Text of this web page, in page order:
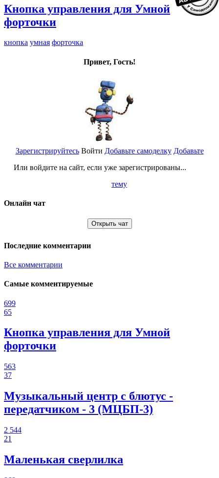
Кнопка управления для Умной
форточки
кнопка умная форточка
Привет, Гость!
Зарегистрируйтесь
Или войдите на сайт, если уже зарегистрированы...
Войти Добавьте самоделку Добавьте
тему
Онлайн чат
Открыть чат
Последние комментарии
Все комментарии
Самые комментируемые
699
65
Кнопка управления для Умной
форточки
563
37
Музыкальный центр с блютус -
передатчиком - 3 (МЦБП-3)
2 544
21
Маленькая сверлилка